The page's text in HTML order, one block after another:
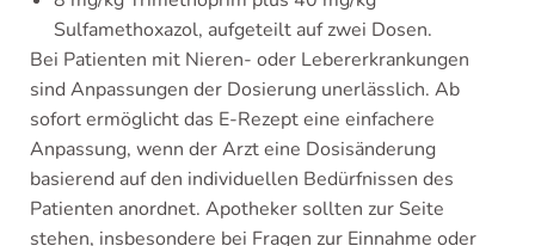
Sulfamethoxazol, aufgeteilt auf zwei Dosen.
Bei Patienten mit Nieren- oder Lebererkrankungen
sind Anpassungen der Dosierung unerlässlich. Ab
sofort ermöglicht das E-Rezept eine einfachere
Anpassung, wenn der Arzt eine Dosisänderung
basierend auf den individuellen Bedürfnissen des
Patienten anordnet. Apotheker sollten zur Seite
stehen, insbesondere bei Fragen zur Einnahme oder